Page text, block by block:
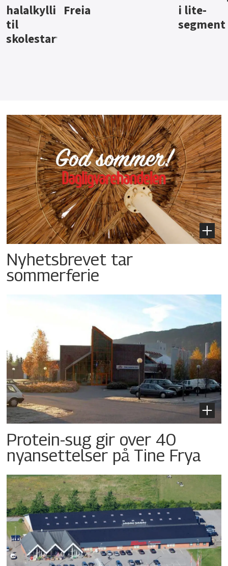
i lite-
Nyhetsbrevet tar
sommerferie
Protein-sug gir over 40
nyansettelser på Tine Frya